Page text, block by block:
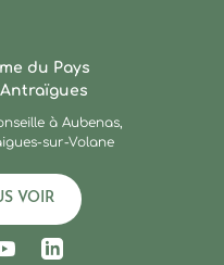
du Pays
Antraïgues
à Aubenas,
sur-Volane
VOIR
sur Facebook
nous sur Instagram
Suivez-nous sur
Suivez-nous sur